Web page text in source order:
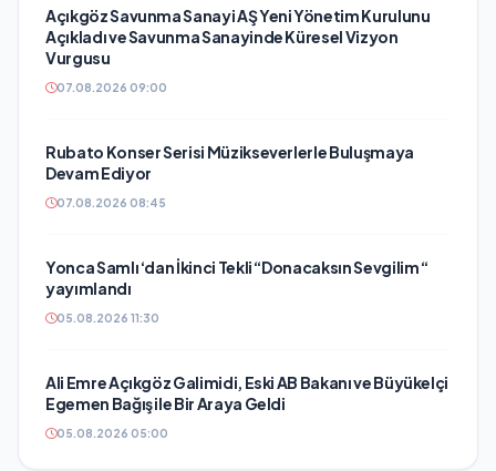
Açıkgöz Savunma Sanayi AŞ Yeni Yönetim Kurulunu
Açıkladı ve Savunma Sanayinde Küresel Vizyon
Vurgusu
07.08.2026 09:00
Rubato Konser Serisi Müzikseverlerle Buluşmaya
Devam Ediyor
07.08.2026 08:45
Yonca Samlı ‘dan İkinci Tekli “Donacaksın Sevgilim “
yayımlandı
05.08.2026 11:30
Ali Emre Açıkgöz Galimidi, Eski AB Bakanı ve Büyükelçi
Egemen Bağış ile Bir Araya Geldi
05.08.2026 05:00